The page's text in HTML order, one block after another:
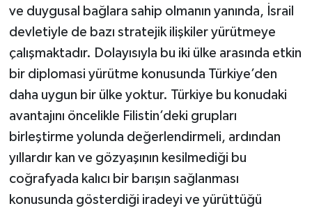
ve duygusal bağlara sahip olmanın yanında, İsrail
devletiyle de bazı stratejik ilişkiler yürütmeye
çalışmaktadır. Dolayısıyla bu iki ülke arasında etkin
bir diplomasi yürütme konusunda Türkiye’den
daha uygun bir ülke yoktur. Türkiye bu konudaki
avantajını öncelikle Filistin’deki grupları
birleştirme yolunda değerlendirmeli, ardından
yıllardır kan ve gözyaşının kesilmediği bu
coğrafyada kalıcı bir barışın sağlanması
konusunda gösterdiği iradeyi ve yürüttüğü